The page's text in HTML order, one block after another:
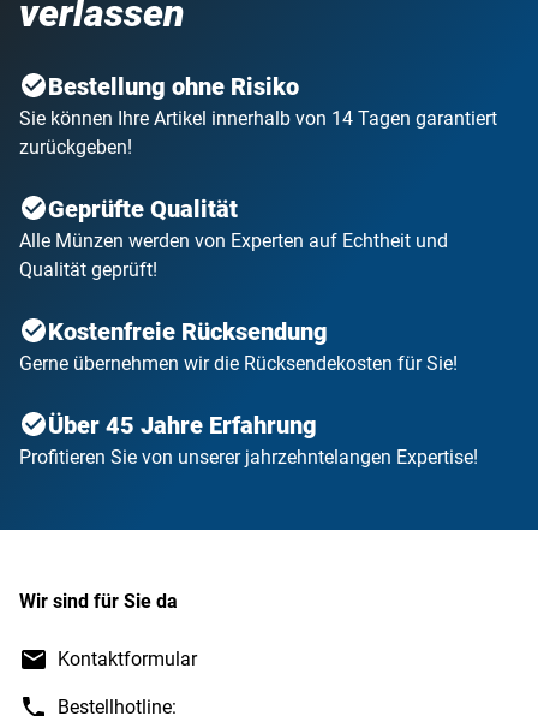
verlassen
Bestellung ohne Risiko
Sie können Ihre Artikel innerhalb von 14 Tagen garantiert
zurückgeben!
Geprüfte Qualität
Alle Münzen werden von Experten auf Echtheit und
Qualität geprüft!
Kostenfreie Rücksendung
Gerne übernehmen wir die Rücksendekosten für Sie!
Über 45 Jahre Erfahrung
Profitieren Sie von unserer jahrzehntelangen Expertise!
Wir sind für Sie da
Kontaktformular
Bestellhotline: